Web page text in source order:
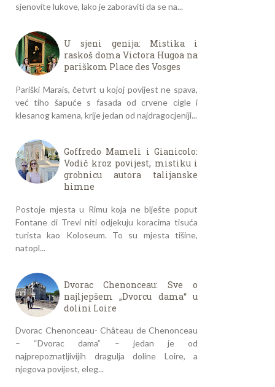
sjenovite lukove, lako je zaboraviti da se na...
U sjeni genija: Mistika i
raskoš doma Victora Hugoa na
pariškom Place des Vosges
Pariški Marais, četvrt u kojoj povijest ne spava,
već tiho šapuće s fasada od crvene cigle i
klesanog kamena, krije jedan od najdragocjeniji...
Goffredo Mameli i Gianicolo:
Vodič kroz povijest, mistiku i
grobnicu autora talijanske
himne
Postoje mjesta u Rimu koja ne blješte poput
Fontane di Trevi niti odjekuju koracima tisuća
turista kao Koloseum. To su mjesta tišine,
natopl...
Dvorac Chenonceau: Sve o
najljepšem „Dvorcu dama“ u
dolini Loire
Dvorac Chenonceau- Château de Chenonceau
– “Dvorac dama” – jedan je od
najprepoznatljivijih dragulja doline Loire, a
njegova povijest, eleg...